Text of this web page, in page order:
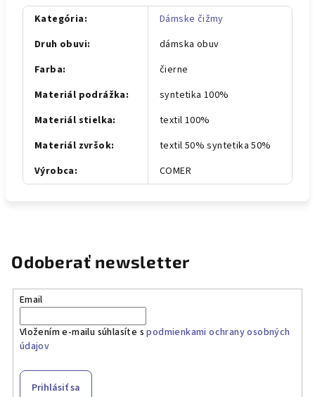
Kategória:
Dámske čižmy
Druh obuvi:
dámska obuv
Farba:
čierne
Materiál podrážka:
syntetika 100%
Materiál stielka:
textil 100%
Materiál zvršok:
textil 50% syntetika 50%
Výrobca: COMER
Odoberať newsletter
Email
Vložením e-mailu súhlasíte spodmienkami ochrany osobných
údajov
Prihlásiť sa